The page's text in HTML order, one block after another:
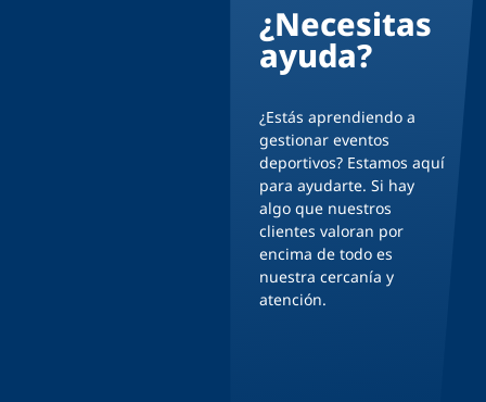
¿Necesitas
ayuda?
¿Estás aprendiendo a
gestionar eventos
deportivos? Estamos aquí
para ayudarte. Si hay
algo que nuestros
clientes valoran por
encima de todo es
nuestra cercanía y
atención.